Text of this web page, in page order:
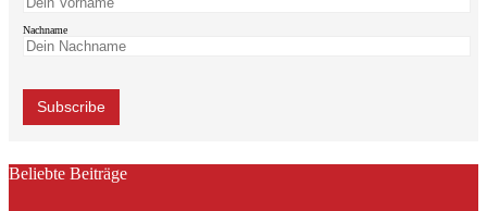
Nachname
Beliebte Beiträge